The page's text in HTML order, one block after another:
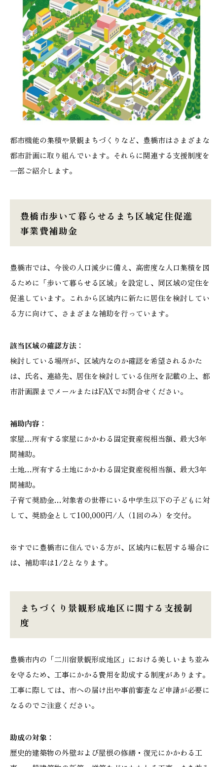
都市機能の集積や景観まちづくりなど、豊橋市はさまざまな
都市計画に取り組んでいます。それらに関連する支援制度を
一部ご紹介します。
豊橋市歩いて暮らせるまち区域定住促進
事業費補助金
豊橋市では、今後の人口減少に備え、高密度な人口集積を図
るために「歩いて暮らせる区域」を設定し、同区域の定住を
促進しています。これから区域内に新たに居住を検討してい
る方に向けて、さまざまな補助を行っています。
該当区域の確認方法：
検討している場所が、区域内なのか確認を希望されるかた
は、氏名、連絡先、居住を検討している住所を記載の上、都
市計画課までメールまたはFAXでお問合せください。
補助内容：
家屋…所有する家屋にかかわる固定資産税相当額、最大3年
間補助。
土地…所有する土地にかかわる固定資産税相当額、最大3年
間補助。
子育て奨励金…対象者の世帯にいる中学生以下の子どもに対
して、奨励金として100,000円/人（1回のみ）を交付。
※すでに豊橋市に住んでいる方が、区域内に転居する場合に
は、補助率は1/2となります。
まちづくり景観形成地区に関する支援制
度
豊橋市内の「二川宿景観形成地区」における美しいまち並み
を守るため、工事にかかる費用を助成する制度があります。
工事に際しては、市への届け出や事前審査など申請が必要に
なるのでご注意ください。
助成の対象：
歴史的建築物の外壁および屋根の修繕・復元にかかわる工